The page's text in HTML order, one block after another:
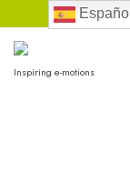
al
contenido
Inspiring e-motions
Español